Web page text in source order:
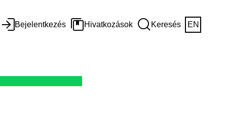
Bejelentkezés Hivatkozások Keresés EN